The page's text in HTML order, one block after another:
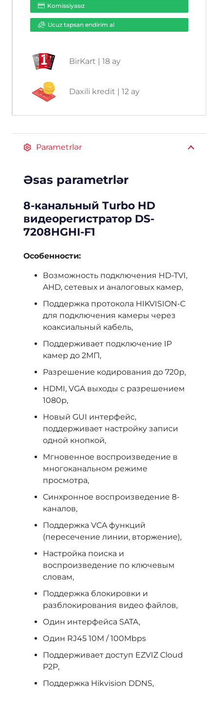
Komissiyasız
Ucuz tapsan endirim al
BirKart | 18 ay
Daxili kredit | 12 ay
Parametrlər
Əsas parametrlər
8-канальный Turbo HD
видеорегистратор DS-
7208HGHI-F1
Особенности:
Возможность подключения HD-TVI,
AHD, сетевых и аналоговых камер,
Поддержка протокола HIKVISION-C
для подключения камеры через
коаксиальный кабель,
Поддерживает подключение IP
камер до 2МП,
Разрешение кодирования до 720p,
HDMI, VGA выходы с разрешением
1080р,
Новый GUI интерфейс,
поддерживает настройку записи
одной кнопкой,
Мгновенное воспроизведение в
многоканальном режиме
просмотра,
Синхронное воспроизведение 8-
каналов,
Поддержка VCA функций
(пересечение линии, вторжение),
Настройка поиска и
воспроизведение по ключевым
словам,
Поддержка блокировки и
разблокирования видео файлов,
Один интерфейса SATA,
Один RJ45 10M / 100Mbps
Поддерживает доступ EZVIZ Cloud
P2P,
Поддержка Hikvision DDNS,